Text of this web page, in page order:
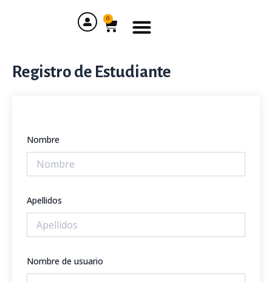
Menu
0 Cart
Registro de Estudiante
Nombre
Apellidos
Nombre de usuario